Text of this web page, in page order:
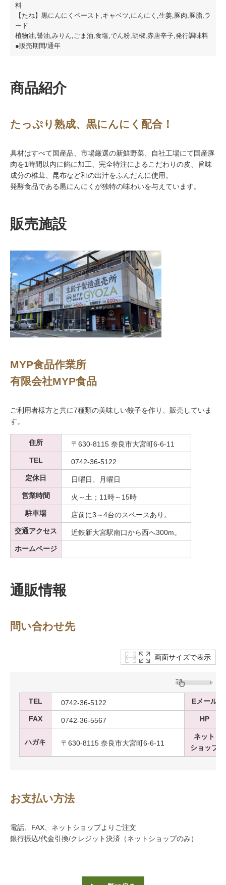
料
【たね】黒にんにくペースト,キャベツ,にんにく,生姜,豚肉,豚脂,ラ
ード
植物油,醤油,みりん,ごま油,食塩,でん粉,胡椒,赤唐辛子,発行調味料
●販売期間/通年
商品紹介
たっぷり熟成、黒にんにく配合！
具材はすべて国産品、市場厳選の新鮮野菜、自社工場にて国産豚
肉を1時間以内に餡に加工、完全特注によるこだわりの皮、旨味
成分の椎茸、昆布など和の出汁をふんだんに使用。
発酵食品である黒にんにくが独特の味わいを与えています。
販売施設
MYP食品作業所
有限会社MYP食品
ご利用者様方と共に7種類の美味しい餃子を作り、販売していま
す。
住所
〒630-8115 奈良市大宮町6-6-11
TEL
0742-36-5122
定休日
日曜日、月曜日
営業時間
火～土；11時～15時
駐車場
店前に3～4台のスペースあり。
交通アクセス
近鉄新大宮駅南口から西へ300m。
ホームページ
通販情報
問い合わせ先
画面サイズで表示
TEL 0742-36-5122 Eメール
FAX 0742-36-5567 HP
ハガキ 〒630-8115 奈良市大宮町6-6-11
ネット
ショップ
お支払い方法
電話、FAX、ネットショップよりご注文
銀行振込/代金引換/クレジット決済（ネットショップのみ）